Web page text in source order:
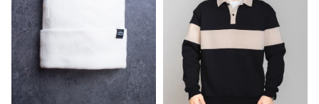
Призначення тактичні
Сезон
Колір піксель